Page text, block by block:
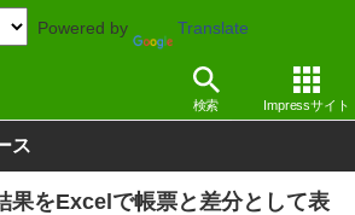
Powered by Translate
検索 Impressサイト
アップデート
ス
果をExcelで帳票と差分として表